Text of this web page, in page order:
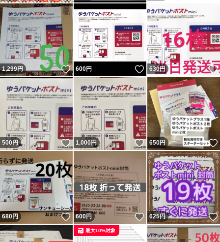
1,299円 いいね！
600円 いいね！
630円
500円 いいね！
1,000円 いいね！
650円
680円 いいね！
600円 いいね！
625円
最大10%対象